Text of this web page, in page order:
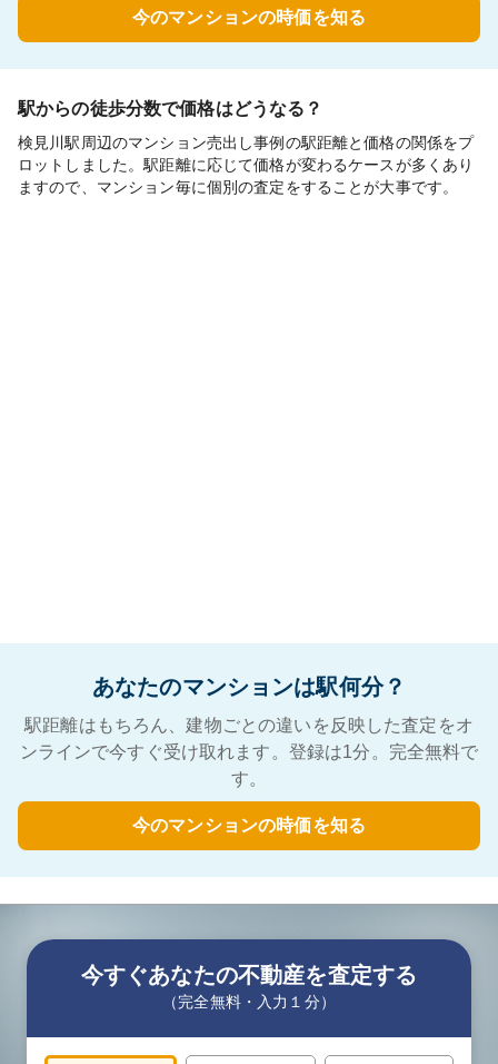
今のマンションの時価を知る
駅からの徒歩分数で価格はどうなる？
検見川駅周辺のマンション売出し事例の駅距離と価格の関係をプ
ロットしました。駅距離に応じて価格が変わるケースが多くあり
ますので、マンション毎に個別の査定をすることが大事です。
あなたのマンションは駅何分？
駅距離はもちろん、建物ごとの違いを反映した査定をオ
ンラインで今すぐ受け取れます。登録は1分。完全無料で
す。
今のマンションの時価を知る
今すぐあなたの不動産を査定する
（完全無料・入力１分）